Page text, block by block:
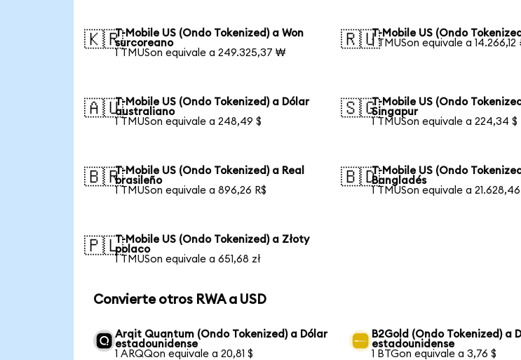
🇰🇷T-Mobile US (Ondo Tokenized) a Won
surcoreano
1 TMUSon equivale a 249.325,37 ₩
🇷🇺T-Mobile US (Ondo
1 TMUSon equivale a 14.266,12
🇦🇺T-Mobile US (Ondo Tokenized) a Dólar
australiano
1 TMUSon equivale a 248,49 $
🇸🇬T-Mobile US (Ondo
Singapur
1 TMUSon equivale a 224,34 $
🇧🇷T-Mobile US (Ondo Tokenized) a Real
brasileño
1 TMUSon equivale a 896,26 R$
🇧🇩T-Mobile US (Ondo
Bangladés
1 TMUSon equivale a 21.628,46
🇵🇱T-Mobile US (Ondo Tokenized) a Złoty
polaco
1 TMUSon equivale a 651,68 zł
Convierte otros RWA a USD
Arqit Quantum (Ondo Tokenized) a Dólar
estadounidense
1 ARQQon equivale a 20,81 $
B2Gold (Ondo Tokenized) a
estadounidense
1 BTGon equivale a 3,76 $